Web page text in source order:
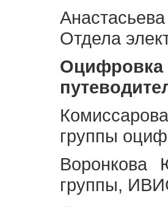
Отдела
группы
Воронкова
группы,